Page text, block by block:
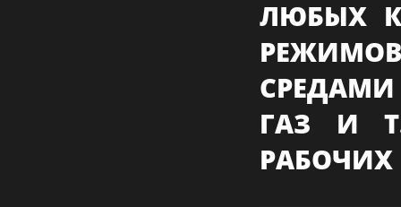
ЛЮБЫХ
ГАЗ И